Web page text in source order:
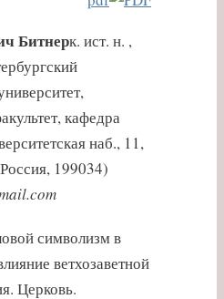
Битнерк. ист. н. ,
кафедра
наб., 11,
199034)
символизм в
ветхозаветной
Церковь.